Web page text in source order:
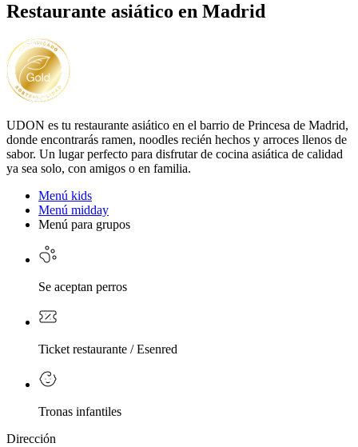
Restaurante asiático en Madrid
UDON es tu restaurante asiático en el barrio de Princesa de Madrid,
donde encontrarás ramen, noodles recién hechos y arroces llenos de
sabor. Un lugar perfecto para disfrutar de cocina asiática de calidad
ya sea solo, con amigos o en familia.
Menú kids
Menú midday
Menú para grupos
Se aceptan perros
Ticket restaurante / Esenred
Tronas infantiles
Dirección